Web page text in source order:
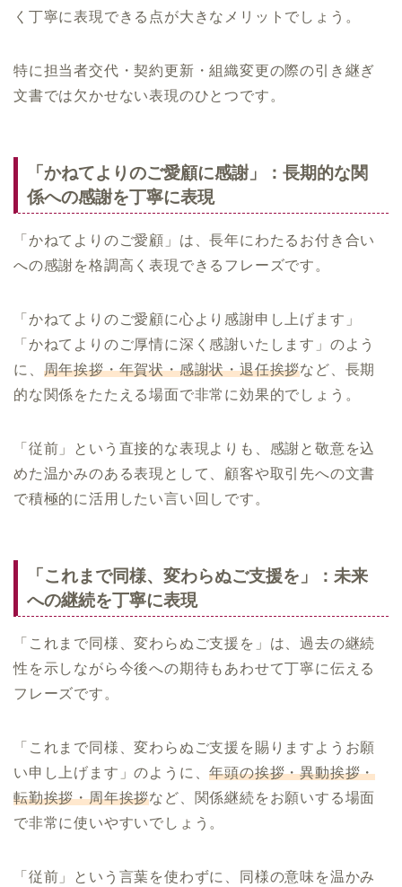
く丁寧に表現できる点が大きなメリットでしょう。
特に担当者交代・契約更新・組織変更の際の引き継ぎ
文書では欠かせない表現のひとつです。
「かねてよりのご愛顧に感謝」：長期的な関
係への感謝を丁寧に表現
「かねてよりのご愛顧」は、長年にわたるお付き合い
への感謝を格調高く表現できるフレーズです。
「かねてよりのご愛顧に心より感謝申し上げます」
「かねてよりのご厚情に深く感謝いたします」のよう
に、 周年挨拶・年賀状・感謝状・退任挨拶など、長期
的な関係をたたえる場面で非常に効果的でしょう。
「従前」という直接的な表現よりも、感謝と敬意を込
めた温かみのある表現として、顧客や取引先への文書
で積極的に活用したい言い回しです。
「これまで同様、変わらぬご支援を」：未来
への継続を丁寧に表現
「これまで同様、変わらぬご支援を」は、過去の継続
性を示しながら今後への期待もあわせて丁寧に伝える
フレーズです。
「これまで同様、変わらぬご支援を賜りますようお願
い申し上げます」のように、年頭の挨拶・異動挨拶・
転勤挨拶・周年挨拶など、関係継続をお願いする場面
で非常に使いやすいでしょう。
「従前」という言葉を使わずに、同様の意味を温かみ